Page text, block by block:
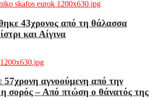
43χρονος από τη θάλασσα
και Αίγινα
αγνοούμενη από την
σορός – Από πτώση ο θάνατός της